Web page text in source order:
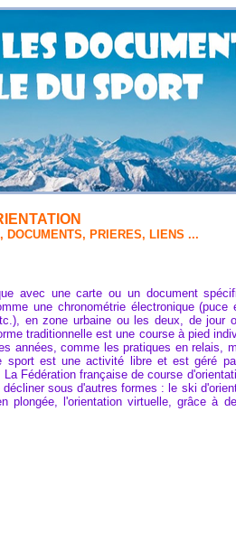
DOCUMENTS, PRIERES, LIENS ...
avec une carte ou un document
une chronométrie électronique (puce
en zone urbaine ou les deux, de jour
traditionnelle est une course à pied
années, comme les pratiques en relais,
est une activité libre et est géré
Fédération française de course
sous d'autres formes : le ski
plongée, l'orientation virtuelle, grâce à